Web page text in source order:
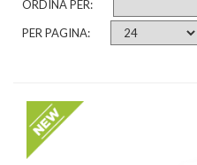
ORDINA PER:
PER PAGINA: